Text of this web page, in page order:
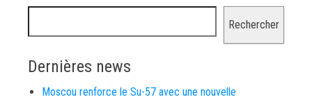
Rechercher
Dernières news
Moscou renforce le Su-57 avec une nouvelle